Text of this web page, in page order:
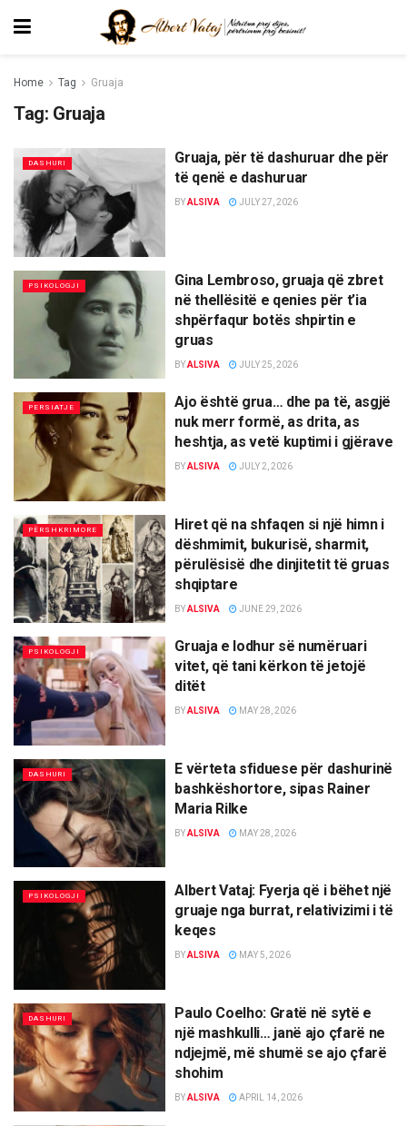
Home Tag Gruaja
Tag: Gruaja
DASHURI
Gruaja, për të dashuruar dhe për
të qenë e dashuruar
BYALSIVA JULY 27, 2026
PSIKOLOGJI
Gina Lembroso, gruaja që zbret
në thellësitë e qenies për t’ia
shpërfaqur botës shpirtin e
gruas
BYALSIVA JULY 25, 2026
PERSIATJE
Ajo është grua… dhe pa të, asgjë
nuk merr formë, as drita, as
heshtja, as vetë kuptimi i gjërave
BYALSIVA JULY 2, 2026
PËRSHKRIMORE
Hiret që na shfaqen si një himn i
dëshmimit, bukurisë, sharmit,
përulësisë dhe dinjitetit të gruas
shqiptare
BYALSIVA JUNE 29, 2026
PSIKOLOGJI
Gruaja e lodhur së numëruari
vitet, që tani kërkon të jetojë
ditët
BYALSIVA MAY 28, 2026
DASHURI
E vërteta sfiduese për dashurinë
bashkëshortore, sipas Rainer
Maria Rilke
BYALSIVA MAY 28, 2026
PSIKOLOGJI
Albert Vataj: Fyerja që i bëhet një
gruaje nga burrat, relativizimi i të
keqes
BYALSIVA MAY 5, 2026
DASHURI
Paulo Coelho: Gratë në sytë e
një mashkulli… janë ajo çfarë ne
ndjejmë, më shumë se ajo çfarë
shohim
BYALSIVA APRIL 14, 2026